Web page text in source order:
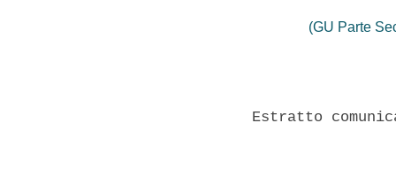
(GU Parte
Estratto